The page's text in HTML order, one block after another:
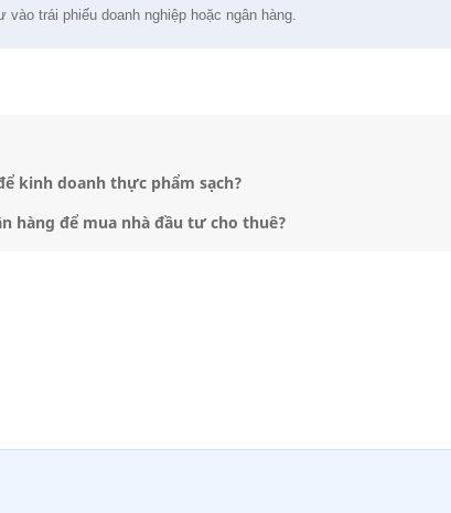
vào trái phiếu doanh nghiệp hoặc ngân hàng.
kinh doanh thực phẩm sạch?
hàng để mua nhà đầu tư cho thuê?